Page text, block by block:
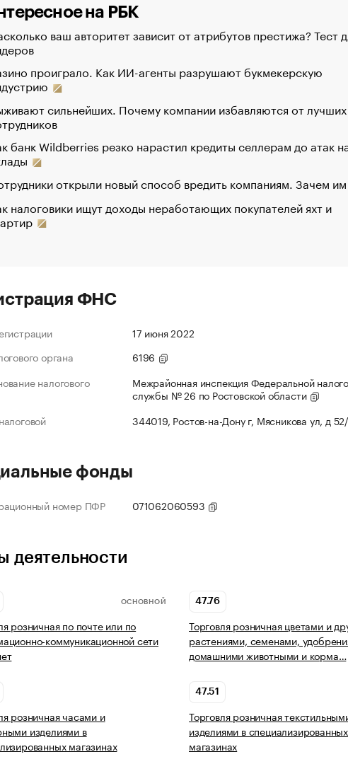
на РБК
ваш авторитет зависит от атрибутов престижа? Тест
проиграло. Как ИИ-агенты разрушают букмекерскую
сильнейших. Почему компании избавляются от лучших
банк Wildberries резко нарастил кредиты селлерам до атак
открыли новый способ вредить компаниям. Зачем
налоговики ищут доходы неработающих покупателей яхт и
ФНС
17 июня 2022
органа
6196
налогового
Межрайонная инспекция Федеральной
службы № 26 по Ростовской области
344019, Ростов-на-Дону г, Мясникова ул, д
фонды
номер ПФР 071062060593
деятельности
ОСНОВНОЙ
розничная по почте или по
коммуникационной сети
47.76
Торговля розничная цветами и
растениями, семенами,
домашними животными и корма…
розничная часами и
изделиями в
магазинах
47.51
Торговля розничная
изделиями в специализированных
магазинах